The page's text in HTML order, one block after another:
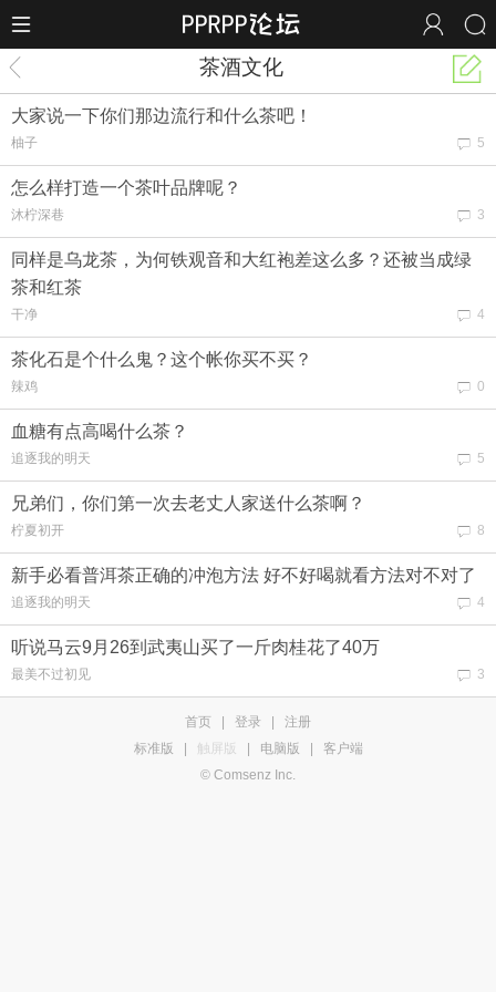
茶酒文化
大家说一下你们那边流行和什么茶吧！
柚子 5
怎么样打造一个茶叶品牌呢？
沐柠深巷 3
同样是乌龙茶，为何铁观音和大红袍差这么多？还被当成绿
茶和红茶
干净 4
茶化石是个什么鬼？这个帐你买不买？
辣鸡 0
血糖有点高喝什么茶？
追逐我的明天 5
兄弟们，你们第一次去老丈人家送什么茶啊？
柠夏初开 8
新手必看普洱茶正确的冲泡方法 好不好喝就看方法对不对了
追逐我的明天 4
听说马云9月26到武夷山买了一斤肉桂花了40万
最美不过初见 3
首页 登录
注册
标准版
触屏版 电脑版
客户端
© Comsenz Inc.